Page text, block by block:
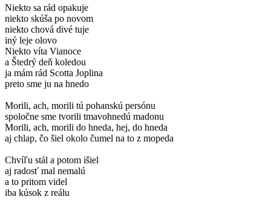
Niekto sa rád opakuje
niekto skúša po novom
niekto chová divé tuje
iný leje olovo
Niekto víta Vianoce
a Štedrý deň koledou
ja mám rád Scotta Joplina
preto sme ju na hnedo
Morili, ach, morili tú pohanskú persónu
spoločne sme tvorili tmavohnedú madonu
Morili, ach, morili do hneda, hej, do hneda
aj chlap, čo šiel okolo čumel na to z mopeda
Chvíľu stál a potom išiel
aj radosť mal nemalú
a to pritom videl
iba kúsok z reálu